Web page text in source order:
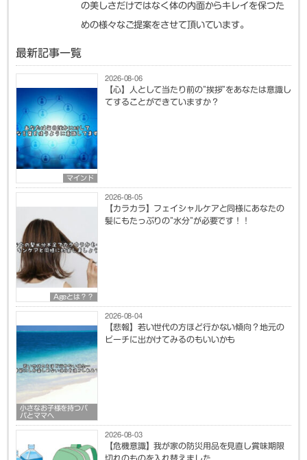
の美しさだけではなく体の内面からキレイを保つた
めの様々なご提案をさせて頂いています。
最新記事一覧
マインド
2026-08-06
【心】人として当たり前の”挨拶”をあなたは意識し
てすることができていますか？
Ageとは？？
2026-08-05
【カラカラ】フェイシャルケアと同様にあなたの
髪にもたっぷりの”水分”が必要です！！
小さなお子様を持つパ
パとママへ
2026-08-04
【悲報】若い世代の方ほど行かない傾向？地元の
ビーチに出かけてみるのもいいかも
2026-08-03
【危機意識】我が家の防災用品を見直し賞味期限
切れのものを入れ替えました